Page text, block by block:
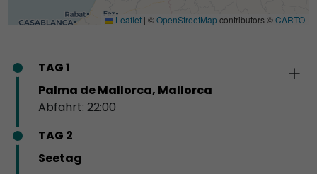
Leaflet | ©OpenStreetMap contributors ©CARTO
TAG 1
Palma de Mallorca, Mallorca
Abfahrt: 22:00
TAG 2
Seetag